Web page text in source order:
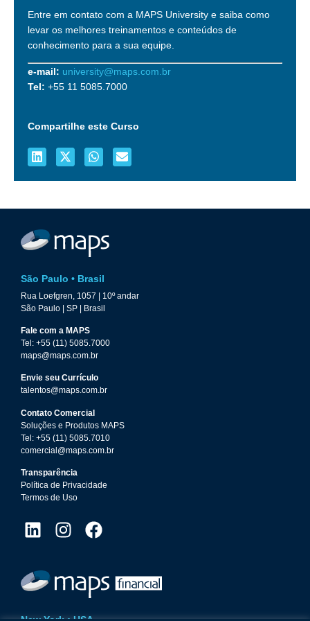
Entre em contato com a MAPS University e saiba como
levar os melhores treinamentos e conteúdos de
conhecimento para a sua equipe.
e-mail: university@maps.com.br
Tel: +55 11 5085.7000
Compartilhe este Curso
São Paulo • Brasil
Rua Loefgren, 1057 | 10º andar
São Paulo | SP | Brasil
Fale com a MAPS
Tel: +55 (11) 5085.7000
maps@maps.com.br
Envie seu Currículo
talentos@maps.com.br
Contato Comercial
Soluções e Produtos MAPS
Tel: +55 (11) 5085.7010
comercial@maps.com.br
Transparência
Política de Privacidade
Termos de Uso